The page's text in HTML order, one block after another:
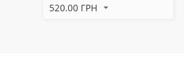
520.00 ГРН